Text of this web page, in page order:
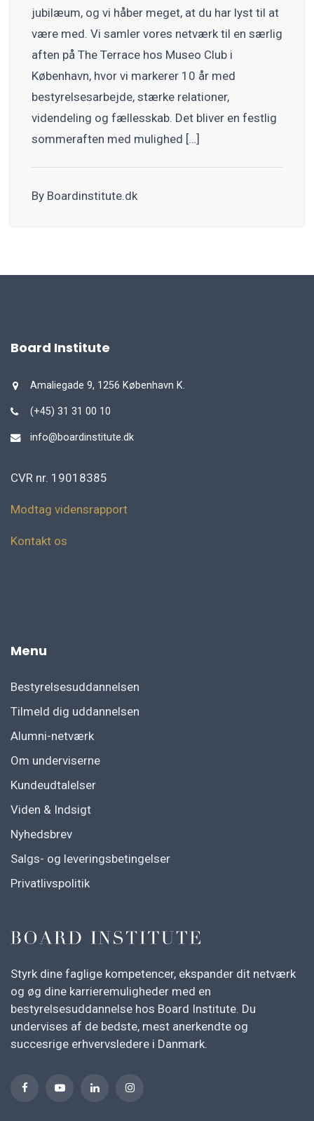
jubilæum, og vi håber meget, at du har lyst til at
være med. Vi samler vores netværk til en særlig
aften på The Terrace hos Museo Club i
København, hvor vi markerer 10 år med
bestyrelsesarbejde, stærke relationer,
videndeling og fællesskab. Det bliver en festlig
sommeraften med mulighed […]
By Boardinstitute.dk
Board Institute
Amaliegade 9, 1256 København K.
(+45) 31 31 00 10
info@boardinstitute.dk
CVR nr. 19018385
Modtag vidensrapport
Kontakt os
Menu
Bestyrelsesuddannelsen
Tilmeld dig uddannelsen
Alumni-netværk
Om underviserne
Kundeudtalelser
Viden & Indsigt
Nyhedsbrev
Salgs- og leveringsbetingelser
Privatlivspolitik
Styrk dine faglige kompetencer, ekspander dit netværk
og øg dine karrieremuligheder med en
bestyrelsesuddannelse hos Board Institute. Du
undervises af de bedste, mest anerkendte og
succesrige erhvervsledere i Danmark.